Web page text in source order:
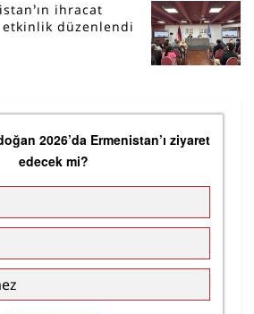
ihracat
düzenlendi
2026’da Ermenistan’ı ziyaret
edecek mi?